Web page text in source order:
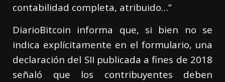
contabilidad completa, atribuido…”
DiarioBitcoin informa que, si bien no se
indica explícitamente en el formulario, una
declaración del SII publicada a fines de 2018
señaló que los contribuyentes deben